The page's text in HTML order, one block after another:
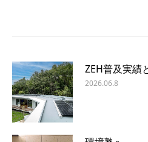
ZEH普及実績
2026.06.8